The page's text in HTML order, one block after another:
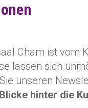
Cham ist vom
lassen sich
unseren
Blicke hinter die